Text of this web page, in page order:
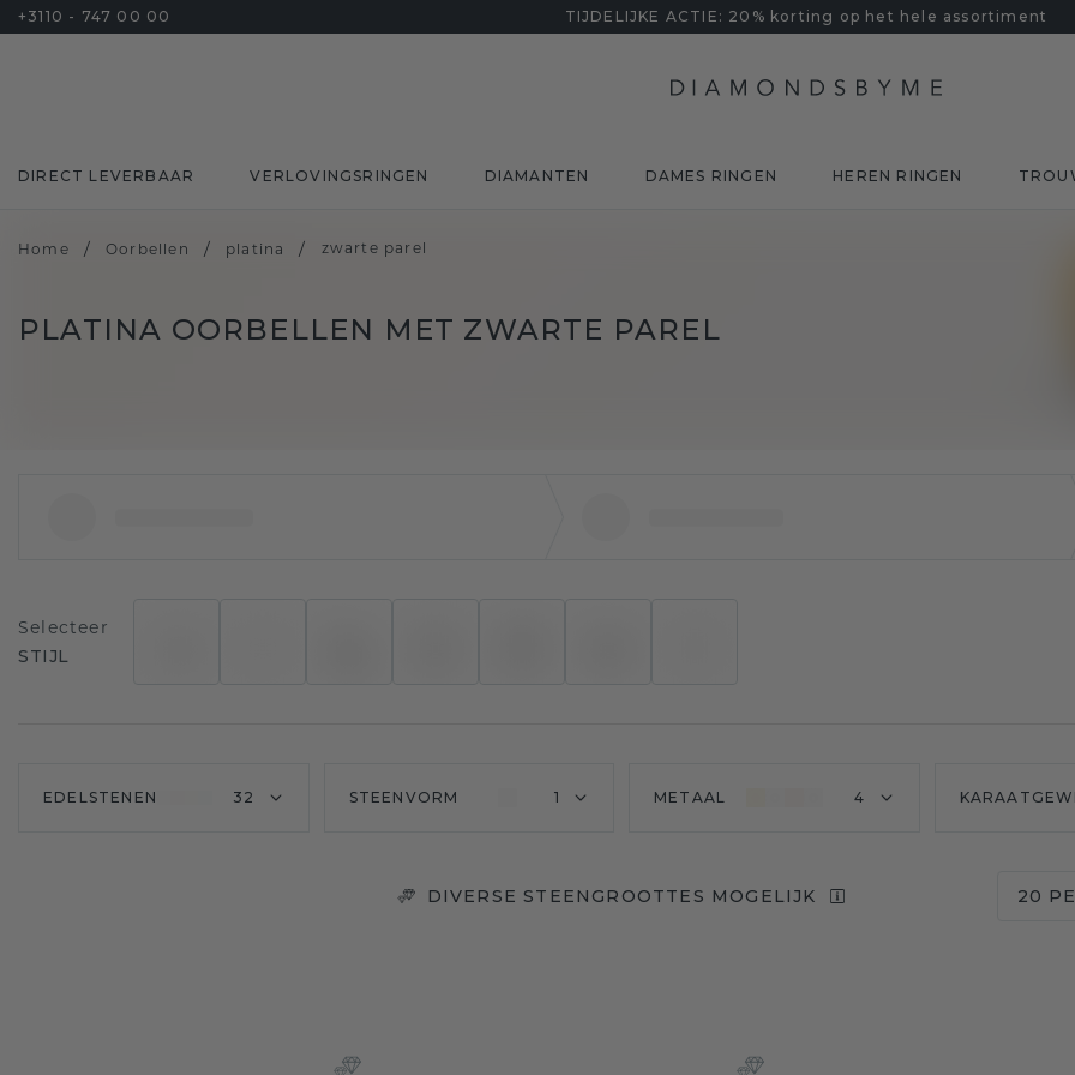
+3110 - 747 00 00 TIJDELIJKE ACTIE: 20% korting op het hele assortiment
DIRECT LEVERBAAR VERLOVINGSRINGEN DIAMANTEN DAMES RINGEN HEREN RINGEN
Home / Oorbellen / platina / zwarte parel
PLATINA OORBELLEN MET ZWARTE PAREL
Selecteer
STIJL
EDELSTENEN 32 STEENVORM 1 METAAL 4
DIVERSE STEENGROOTTES MOGELIJK 20